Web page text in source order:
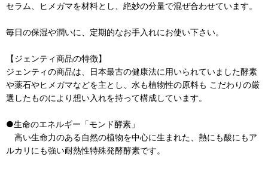
セラム、ヒメガマを材料とし、絶妙の分量で混ぜ合わせています。
毎日の保湿や潤いに、定期的なお手入れにお使い下さい。
【ジェンティ商品の特徴】
ジェンティの商品は、日本最古の健康法に用いられていました酵素
や薬石やヒメガマなどを主とし、水も植物性の原料も こだわりの厳
選したものにより想い入れを持って構成しています。
●生命のエネルギー「モンド酵素」
高い生命力のある自然の植物を中心に生まれた、熱にも酸にもア
ルカリにも強い耐熱性特殊発酵酵素です。